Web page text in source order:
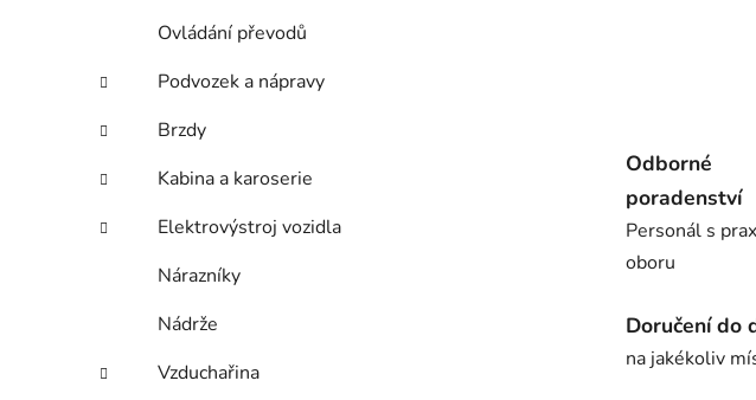
Ovládání převodů
Podvozek a nápravy
Brzdy
Kabina a karoserie
Elektrovýstroj vozidla
Nárazníky
Nádrže
Vzduchařina
Odborné
poradenství
Personál s
oboru
Doručení do
na jakékoliv